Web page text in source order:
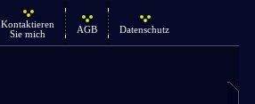
Kontaktieren
Sie mich
AGB Datenschutz